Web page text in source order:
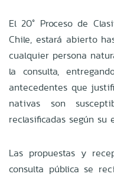
El 20° Proceso de
Chile, estará abierto
cualquier persona
la consulta,
antecedentes que
nativas son
reclasificadas según su
Las propuestas y
consulta pública se